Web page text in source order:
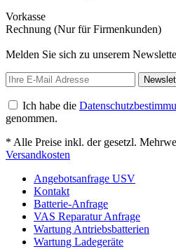
Vorkasse
Rechnung (Nur für Firmenkunden)
Melden Sie sich zu unserem
Ich habe die
genommen.
* Alle Preise inkl. der gesetzl.
Versandkosten
Angebotsanfrage USV
Kontakt
Batterie-Anfrage
VAS Reparatur Anfrage
Wartung Antriebsbatterien
Wartung Ladegeräte